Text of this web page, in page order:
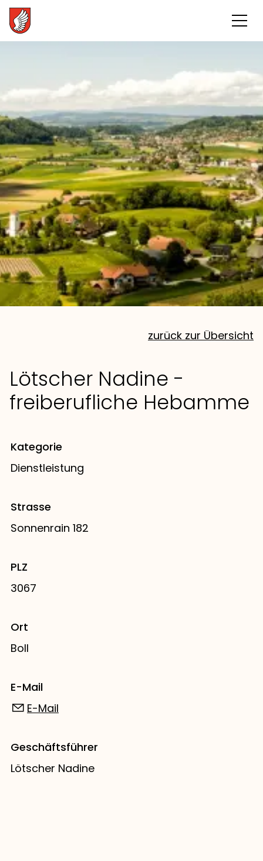
zurück zur Übersicht
Lötscher Nadine -
freiberufliche Hebamme
Kategorie
Dienstleistung
Strasse
Sonnenrain 182
PLZ
3067
Ort
Boll
E-Mail
E-Mail
Geschäftsführer
Lötscher Nadine